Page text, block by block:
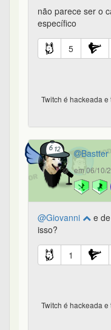
não parece ser o
específico
5
Twitch é hackeada
Bastter
em 06/10/
@Giovanni
e
isso?
1
Twitch é hackeada